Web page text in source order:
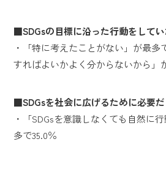
■SDGsの目標に沿った行動をして
・「特に考えたことがない」が最多
すればよいかよく分からないから」
■SDGsを社会に広げるために必要
・「SDGsを意識しなくても自然に
多で35.0％